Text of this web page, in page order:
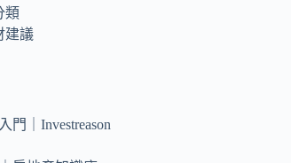
類
建議
門｜Investreason